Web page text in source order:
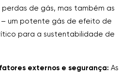
perdas de gás, mas também as
um potente gás de efeito de
para a sustentabilidade de
externos e segurança: As